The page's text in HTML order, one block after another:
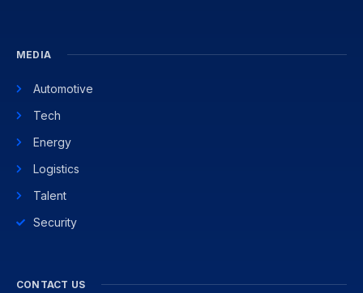
MEDIA
Automotive
Tech
Energy
Logistics
Talent
Security
CONTACT US